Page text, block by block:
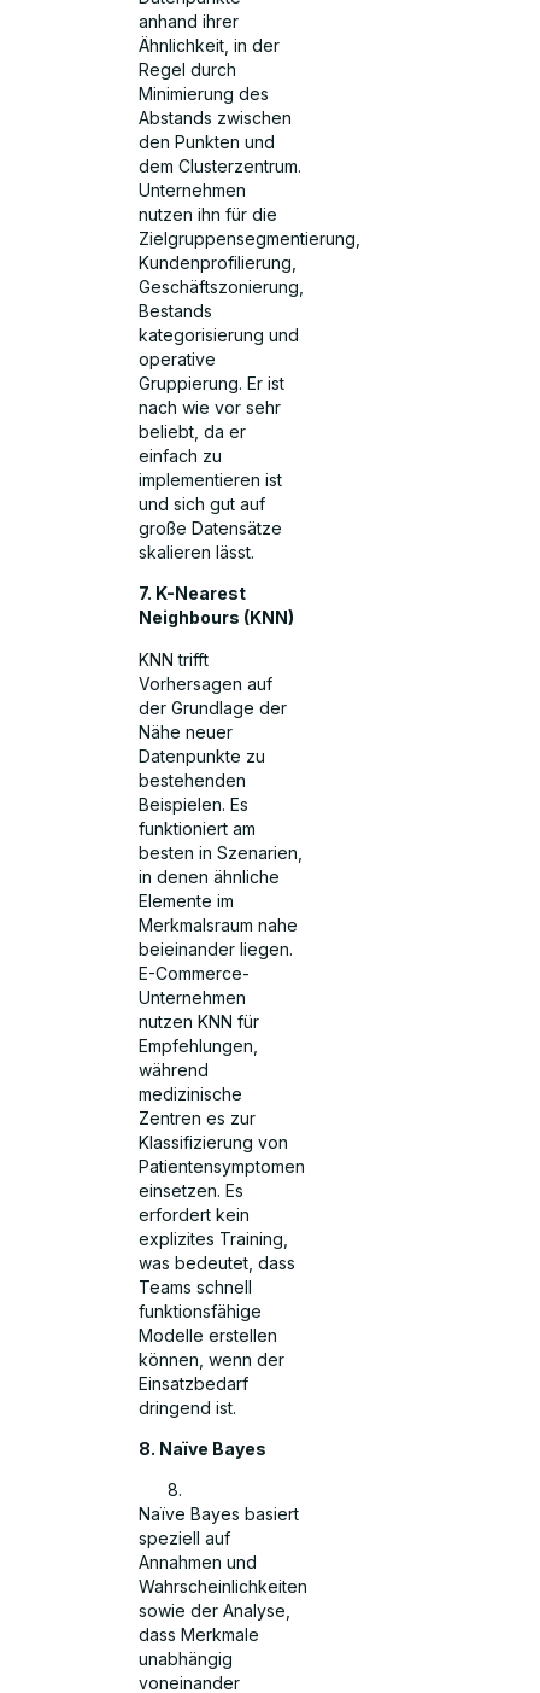
anhand ihrer
Ähnlichkeit, in der
Regel durch
Minimierung des
Abstands zwischen
den Punkten und
dem Clusterzentrum.
Unternehmen
nutzen ihn für die
Zielgruppensegmentierung,
Kundenprofilierung,
Geschäftszonierung,
Bestands
kategorisierung und
operative
Gruppierung. Er ist
nach wie vor sehr
beliebt, da er
einfach zu
implementieren ist
und sich gut auf
große Datensätze
skalieren lässt.
7. K-Nearest
Neighbours (KNN)
KNN trifft
Vorhersagen auf
der Grundlage der
Nähe neuer
Datenpunkte zu
bestehenden
Beispielen. Es
funktioniert am
besten in Szenarien,
in denen ähnliche
Elemente im
Merkmalsraum nahe
beieinander liegen.
E-Commerce-
Unternehmen
nutzen KNN für
Empfehlungen,
während
medizinische
Zentren es zur
Klassifizierung von
Patientensymptomen
einsetzen. Es
erfordert kein
explizites Training,
was bedeutet, dass
Teams schnell
funktionsfähige
Modelle erstellen
können, wenn der
Einsatzbedarf
dringend ist.
8. Naïve Bayes
Naïve Bayes basiert
speziell auf
Annahmen und
Wahrscheinlichkeiten
sowie der Analyse,
dass Merkmale
unabhängig
voneinander